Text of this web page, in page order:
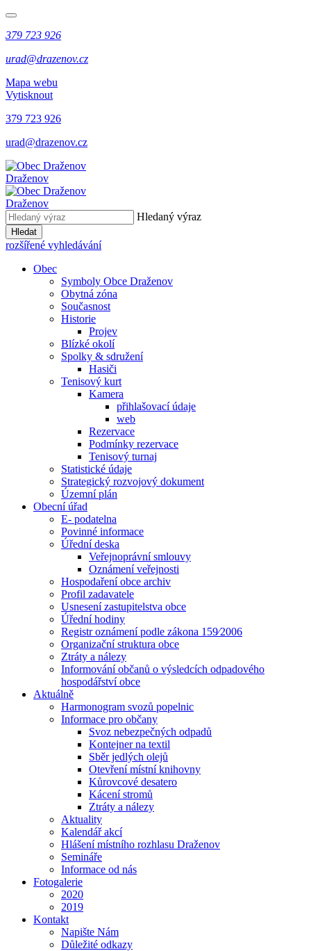
379 723 926
urad@drazenov.cz
Mapa webu
Vytisknout
379 723 926
urad@drazenov.cz
Draženov
Draženov
Hledaný výraz
Hledat
rozšířené vyhledávání
Obec
Symboly Obce Draženov
Obytná zóna
Současnost
Historie
Projev
Blízké okolí
Spolky & sdružení
Hasiči
Tenisový kurt
Kamera
přihlašovací údaje
web
Rezervace
Podmínky rezervace
Tenisový turnaj
Statistické údaje
Strategický rozvojový dokument
Územní plán
Obecní úřad
E- podatelna
Povinné informace
Úřední deska
Veřejnoprávní smlouvy
Oznámení veřejnosti
Hospodaření obce archiv
Profil zadavatele
Usnesení zastupitelstva obce
Úřední hodiny
Registr oznámení podle zákona 159⁄2006
Organizační struktura obce
Ztráty a nálezy
Informování občanů o výsledcích odpadového
hospodářství obce
Aktuálně
Harmonogram svozů popelnic
Informace pro občany
Svoz nebezpečných odpadů
Kontejner na textil
Sběr jedlých olejů
Otevření místní knihovny
Kůrovcové desatero
Kácení stromů
Ztráty a nálezy
Aktuality
Kalendář akcí
Hlášení místního rozhlasu Draženov
Semináře
Informace od nás
Fotogalerie
2020
2019
Kontakt
Napište Nám
Důležité odkazy